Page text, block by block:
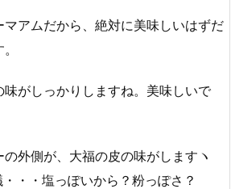
アムだから、絶対に美味しいはずだ
味がしっかりしますね。美味しいで
外側が、大福の皮の味がしますヽ
・・塩っぽいから？粉っぽさ？